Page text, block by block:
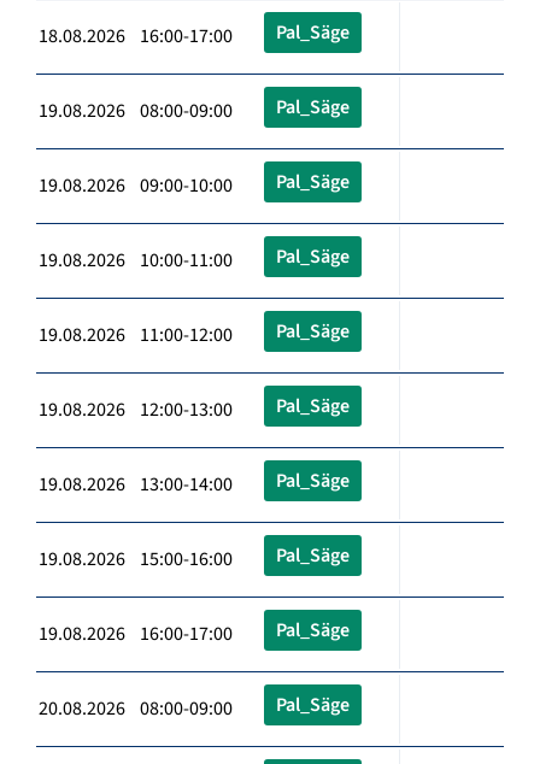
18.08.2026 16:00-17:00 Pal_Säge
19.08.2026 08:00-09:00 Pal_Säge
19.08.2026 09:00-10:00 Pal_Säge
19.08.2026 10:00-11:00 Pal_Säge
19.08.2026 11:00-12:00 Pal_Säge
19.08.2026 12:00-13:00 Pal_Säge
19.08.2026 13:00-14:00 Pal_Säge
19.08.2026 15:00-16:00 Pal_Säge
19.08.2026 16:00-17:00 Pal_Säge
20.08.2026 08:00-09:00 Pal_Säge